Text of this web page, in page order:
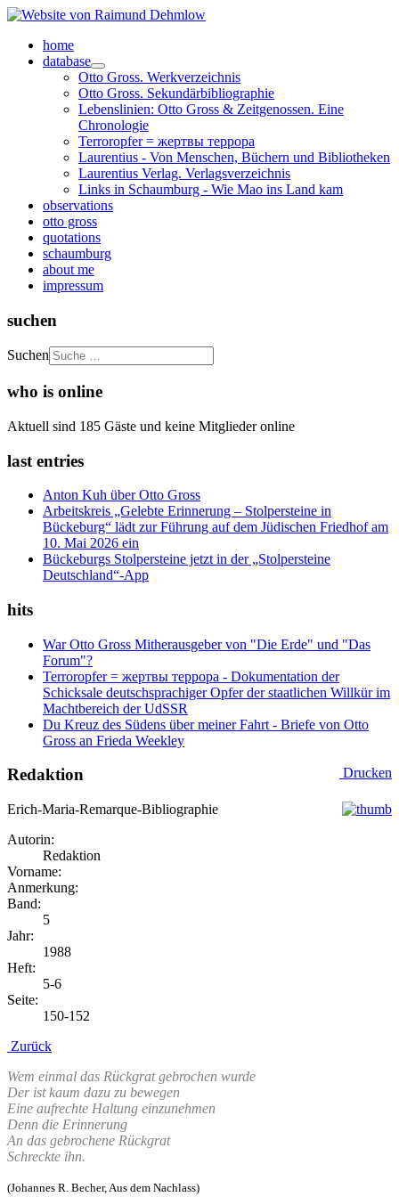
home
database
Otto Gross. Werkverzeichnis
Otto Gross. Sekundärbibliographie
Lebenslinien: Otto Gross & Zeitgenossen. Eine
Chronologie
Terroropfer = жертвы террора
Laurentius - Von Menschen, Büchern und Bibliotheken
Laurentius Verlag. Verlagsverzeichnis
Links in Schaumburg - Wie Mao ins Land kam
observations
otto gross
quotations
schaumburg
about me
impressum
suchen
Suchen
who is online
Aktuell sind 185 Gäste und keine Mitglieder online
last entries
Anton Kuh über Otto Gross
Arbeitskreis „Gelebte Erinnerung – Stolpersteine in
Bückeburg“ lädt zur Führung auf dem Jüdischen Friedhof am
10. Mai 2026 ein
Bückeburgs Stolpersteine jetzt in der „Stolpersteine
Deutschland“-App
hits
War Otto Gross Mitherausgeber von "Die Erde" und "Das
Forum"?
Terroropfer = жертвы террора - Dokumentation der
Schicksale deutschsprachiger Opfer der staatlichen Willkür im
Machtbereich der UdSSR
Du Kreuz des Südens über meiner Fahrt - Briefe von Otto
Gross an Frieda Weekley
Drucken
Redaktion
Erich-Maria-Remarque-Bibliographie
Autorin:
Redaktion
Vorname:
Anmerkung:
Band:
5
Jahr:
1988
Heft:
5-6
Seite:
150-152
Zurück
Wem einmal das Rückgrat gebrochen wurde
Der ist kaum dazu zu bewegen
Eine aufrechte Haltung einzunehmen
Denn die Erinnerung
An das gebrochene Rückgrat
Schreckte ihn.
(Johannes R. Becher, Aus dem Nachlass)